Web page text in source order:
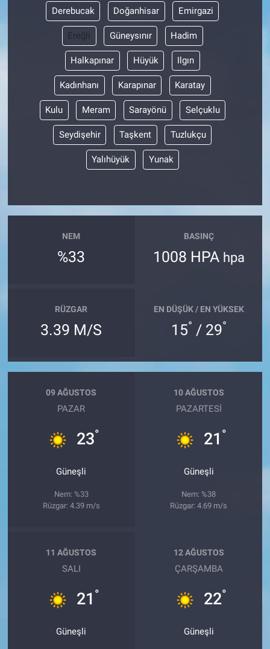
Derebucak Doğanhisar Emirgazi
Ereğli Güneysınır Hadim
Halkapınar Hüyük Ilgın
Kadınhanı Karapınar Karatay
Kulu Meram Sarayönü Selçuklu
Seydişehir Taşkent Tuzlukçu
Yalıhüyük Yunak
NEM
%33
BASINÇ
1008 HPA hpa
RÜZGAR
3.39 M/S
EN DÜŞÜK / EN YÜKSEK
15° / 29°
09 AĞUSTOS
PAZAR
23°
Güneşli
Nem: %33
Rüzgar: 4.39 m/s
10 AĞUSTOS
PAZARTESI
21 °
Güneşli
Nem: %38
Rüzgar: 4.69 m/s
11 AĞUSTOS
SALI
21 °
Güneşli
12 AĞUSTOS
ÇARŞAMBA
22°
Güneşli